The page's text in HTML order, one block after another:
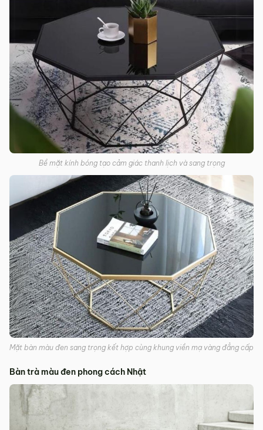
Bề mặt kính bóng tạo cảm giác thanh lịch và sang trọng
Mặt bàn màu đen sang trọng kết hợp cùng khung viền mạ vàng đẳng cấp
Bàn trà màu đen phong cách Nhật